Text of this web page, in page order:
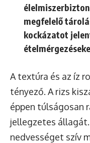
megfelelő
kockázatot
A textúra és az íz
tényező. A rizs
éppen túlságosan
jellegzetes
nedvességet szív